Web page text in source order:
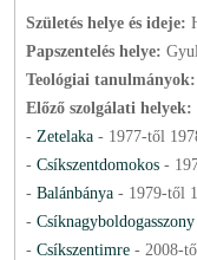
Születés helye és ideje:
Papszentelés helye:
Teológiai tanulmányok:
Előző szolgálati helyek:
- Zetelaka - 1977-től
- Csíkszentdomokos -
- Balánbánya- 1979-től
- Csíknagyboldogasszony
- Csíkszentimre- 2008-